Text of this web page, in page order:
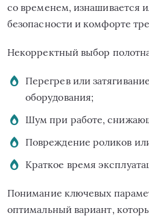
со временем, изнашивается
безопасности и комфорте
Некорректный выбор
Перегрев или
оборудования;
Шум при работе,
Повреждение роликов
Краткое время
Понимание ключевых
оптимальный вариант,